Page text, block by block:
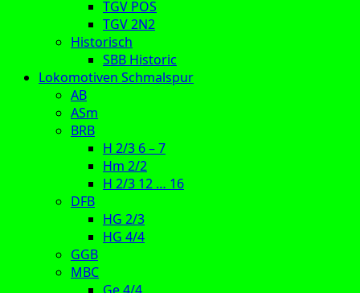
TGV POS
TGV 2N2
Historisch
SBB Historic
Lokomotiven Schmalspur
AB
ASm
BRB
H 2/3 6 – 7
Hm 2/2
H 2/3 12 … 16
DFB
HG 2/3
HG 4/4
GGB
MBC